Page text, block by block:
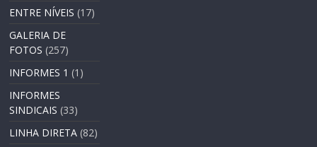
ENTRE NÍVEIS (17)
GALERIA DE
FOTOS (257)
INFORMES 1 (1)
INFORMES
SINDICAIS (33)
LINHA DIRETA (82)